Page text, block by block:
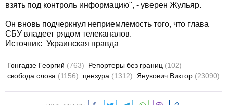
взять под контроль информацию", - уверен Жульяр.
Он вновь подчеркнул неприемлемость того, что глава
СБУ владеет рядом телеканалов.
Источник: Украинская правда
Гонгадзе Георгий (763) Репортеры без границ (102)
свобода слова (1156) цензура (1312) Янукович Виктор (23090)